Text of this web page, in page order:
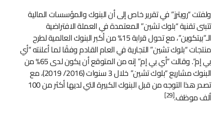
ولفتت “رويترز” في تقرير خاص إلى أن البنوك والمؤسسات المالية
تتبنى تقنية “بلوك تشين” المعتمدة في العملة الافتراضية
الـ”بيتكوين”، مع تحول قرابة 15% من أكبر البنوك العالمية لطرح
منتجات “بلوك تشين” التجارية في العام القادم وفقًا لما أعلنته “أي
بي إم”. وقالت “أي بي إم” إنه من المتوقع أن يكون لدى 65% من
البنوك مشاريع “بلوك تشين” خلال 3 سنوات (2016/ 2019)، مع
تصدر هذا التوجه من قبل البنوك الكبيرة التي لديها أكثر من 100
ألف موظف.[29]